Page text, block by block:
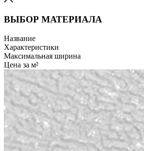
ВЫБОР МАТЕРИАЛА
Название
Характеристики
Максимальная ширина
Цена за м²